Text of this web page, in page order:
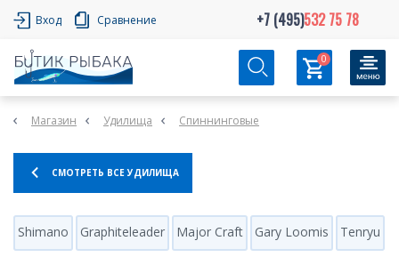
Вход Сравнение +7 (495)532 75 78
0
Магазин Удилища Спиннинговые
СМОТРЕТЬ ВСЕ УДИЛИЩА
Shimano Graphiteleader Major Craft Gary Loomis Tenryu